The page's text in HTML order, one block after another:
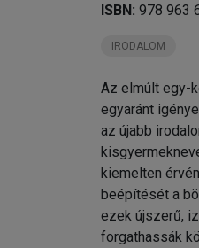
ISBN: 978 963
IRODALOM
Az elmúlt egy-
egyaránt
az újabb
kiemelten
beépítését a
ezek újszerű,
forgathassák